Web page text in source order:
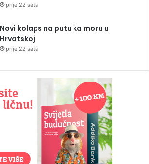
prije 22 sata
Novi kolaps na putu ka moru u
Hrvatskoj
prije 22 sata